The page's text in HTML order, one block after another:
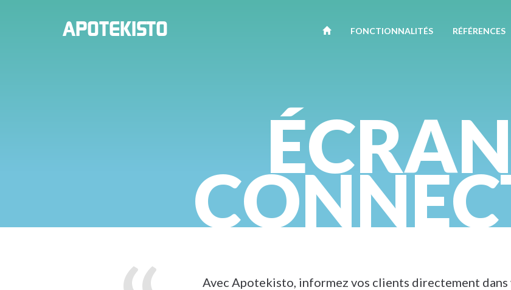
APOTEKISTO FONCTIONNALITÉS RÉFÉRENCES
Avec Apotekisto, informez vos clients directement dans